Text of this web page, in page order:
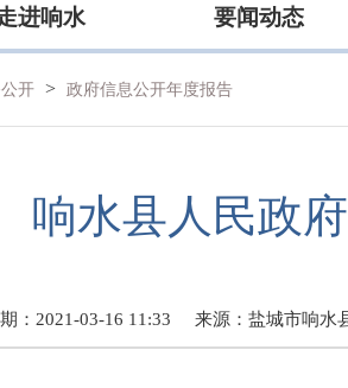
进响水 要闻动态
开 > 政府信息公开年度报告
响水县人民政
：2021-03-16 11:33 来源： 盐城市响水